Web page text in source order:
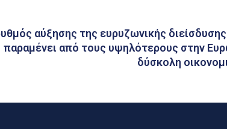
αύξησης της ευρυζωνικής
παραμένει από τους υψηλότερους στην
δύσκολη